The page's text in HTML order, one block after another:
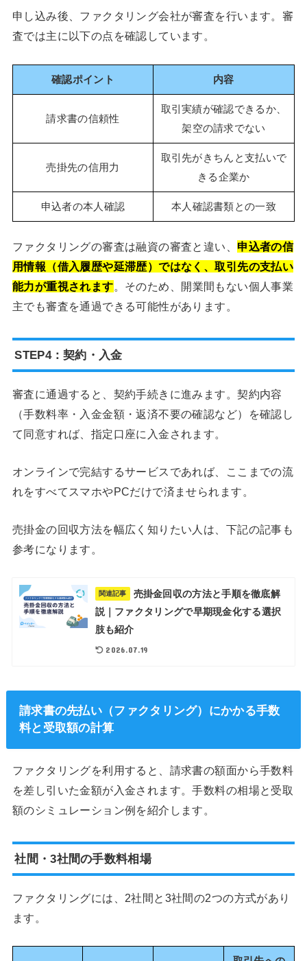
申し込み後、ファクタリング会社が審査を行います。審
査では主に以下の点を確認しています。
確認ポイント 内容
請求書の信頼性
取引実績が確認できるか、
架空の請求でない
売掛先の信用力
取引先がきちんと支払いで
きる企業か
申込者の本人確認 本人確認書類との一致
ファクタリングの審査は融資の審査と違い、 申込者の信
用情報（借入履歴や延滞歴）ではなく、取引先の支払い
能力が重視されます。そのため、開業間もない個人事業
主でも審査を通過できる可能性があります。
STEP4：契約・入金
審査に通過すると、契約手続きに進みます。契約内容
（手数料率・入金金額・返済不要の確認など）を確認し
て同意すれば、指定口座に入金されます。
オンラインで完結するサービスであれば、ここまでの流
れをすべてスマホやPCだけで済ませられます。
売掛金の回収方法を幅広く知りたい人は、下記の記事も
参考になります。
関連記事
売掛金回収の方法と手順を徹底解
説｜ファクタリングで早期現金化する選択
肢も紹介
2026.07.19
請求書の先払い（ファクタリング）にかかる手数
料と受取額の計算
ファクタリングを利用すると、請求書の額面から手数料
を差し引いた金額が入金されます。手数料の相場と受取
額のシミュレーション例を紹介します。
社間・3社間の手数料相場
ファクタリングには、2社間と3社間の2つの方式があり
ます。